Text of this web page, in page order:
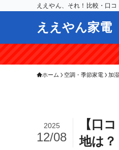
ええやん、それ！比較・口
ええやん家電
ホーム 空調・季節家電 加
【口
地は？
2025
12/08